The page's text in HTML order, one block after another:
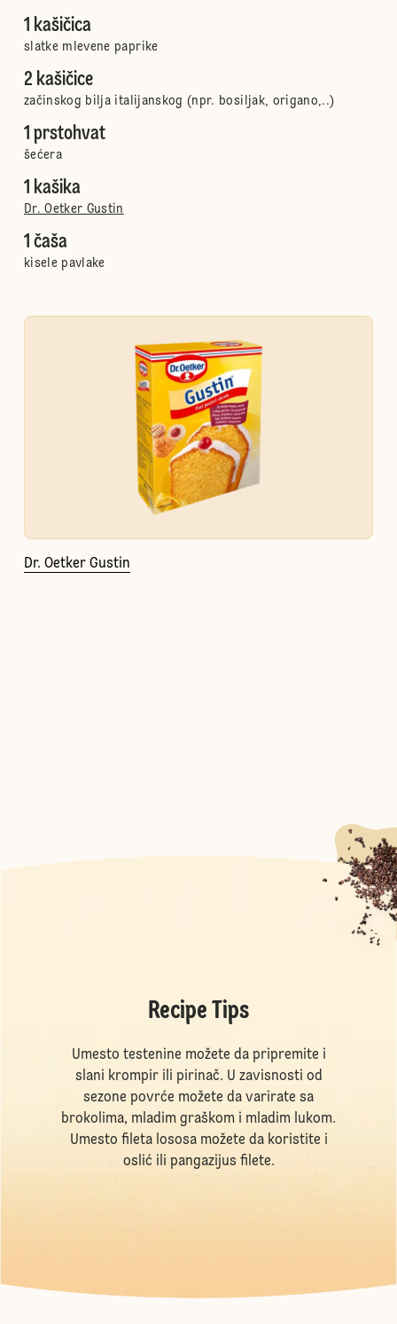
1 kašičica
slatke mlevene paprike
2 kašičice
začinskog bilja italijanskog (npr. bosiljak, origano,..)
1 prstohvat
šećera
1 kašika
Dr. Oetker Gustin
1 čaša
kisele pavlake
Dr. Oetker Gustin
Recipe Tips
Umesto testenine možete da pripremite i
slani krompir ili pirinač. U zavisnosti od
sezone povrće možete da varirate sa
brokolima, mladim graškom i mladim lukom.
Umesto fileta lososa možete da koristite i
oslić ili pangazijus filete.